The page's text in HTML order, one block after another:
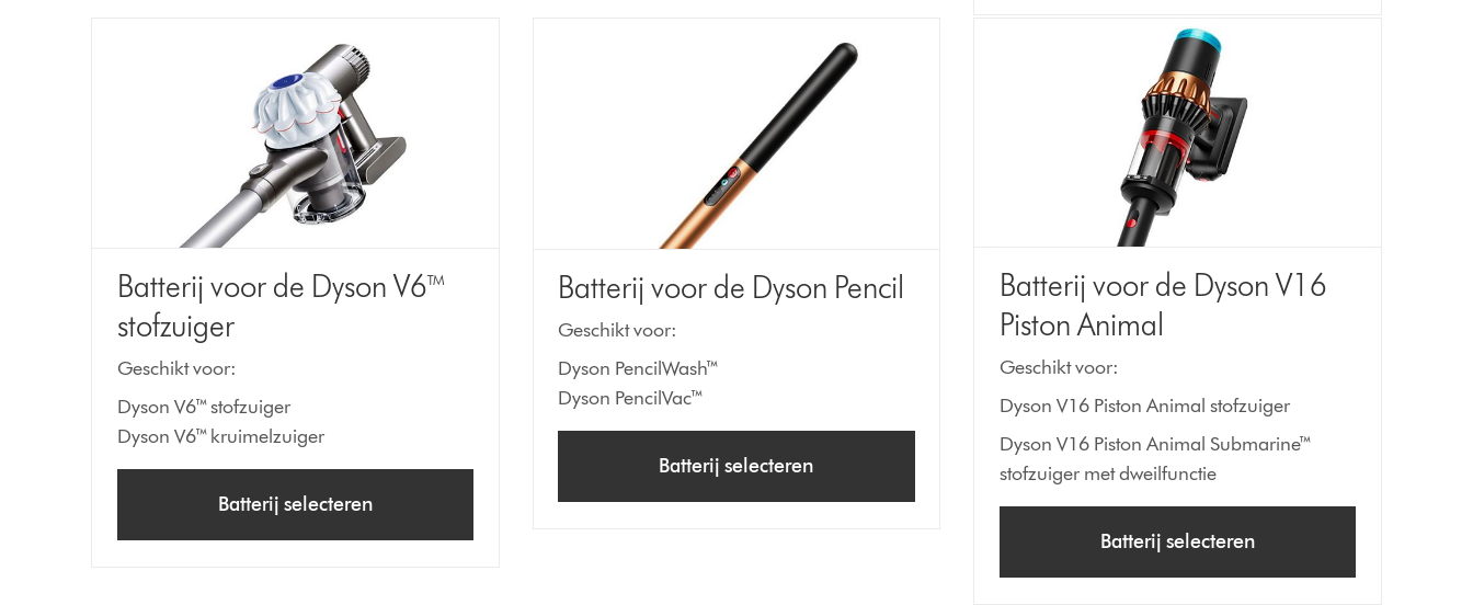
Batterij voor de Dyson V6™
stofzuiger
Geschikt voor:
Dyson V6™ stofzuiger
Dyson V6™ kruimelzuiger
Batterij selecteren
Batterij voor de Dyson Pencil
Geschikt voor:
Dyson PencilWash™
Dyson PencilVac™
Batterij selecteren
Batterij voor de Dyson V16
Piston Animal
Geschikt voor:
Dyson V16 Piston Animal stofzuiger
Dyson V16 Piston Animal Submarine™
stofzuiger met dweilfunctie
Batterij selecteren